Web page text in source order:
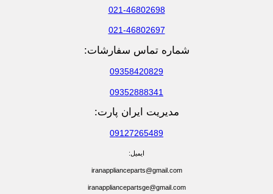
021-46802698
021-46802697
شماره تماس سفارشات:
09358420829
09352888341
مدیریت ایران پارت:
09127265489
ایمیل:
iranapplianceparts@gmail.com
iranappliancepartsge@gmail.com